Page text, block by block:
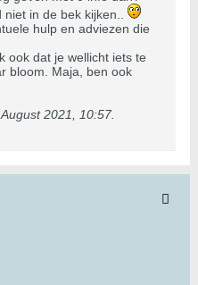
in de bek kijken..
hulp en adviezen die
ook dat je wellicht iets te
bloom. Maja, ben ook
August 2021, 10:57